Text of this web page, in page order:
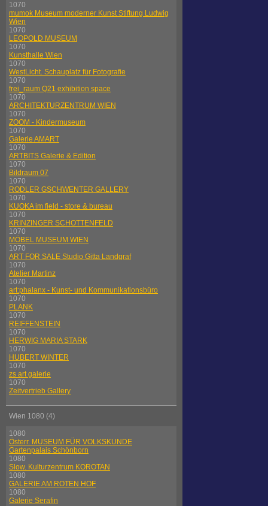
1070
mumok Museum moderner Kunst Stiftung Ludwig
Wien
1070
LEOPOLD MUSEUM
1070
Kunsthalle Wien
1070
WestLicht. Schauplatz für Fotografie
1070
frei_raum Q21 exhibition space
1070
ARCHITEKTURZENTRUM WIEN
1070
ZOOM - Kindermuseum
1070
Galerie AMART
1070
ARTBITS Galerie & Edition
1070
Bildraum 07
1070
RODLER GSCHWENTER GALLERY
1070
KUOKA im field - store & bureau
1070
KRINZINGER SCHOTTENFELD
1070
MÖBEL MUSEUM WIEN
1070
ART FOR SALE Studio Gitta Landgraf
1070
Atelier Martinz
1070
art:phalanx - Kunst- und Kommunikationsbüro
1070
PLANK
1070
REIFFENSTEIN
1070
HERWIG MARIA STARK
1070
HUBERT WINTER
1070
zs art galerie
1070
Zeitvertrieb Gallery
Wien 1080 (4)
1080
Österr. MUSEUM FÜR VOLKSKUNDE
Gartenpalais Schönborn
1080
Slow. Kulturzentrum KOROTAN
1080
GALERIE AM ROTEN HOF
1080
Galerie Serafin